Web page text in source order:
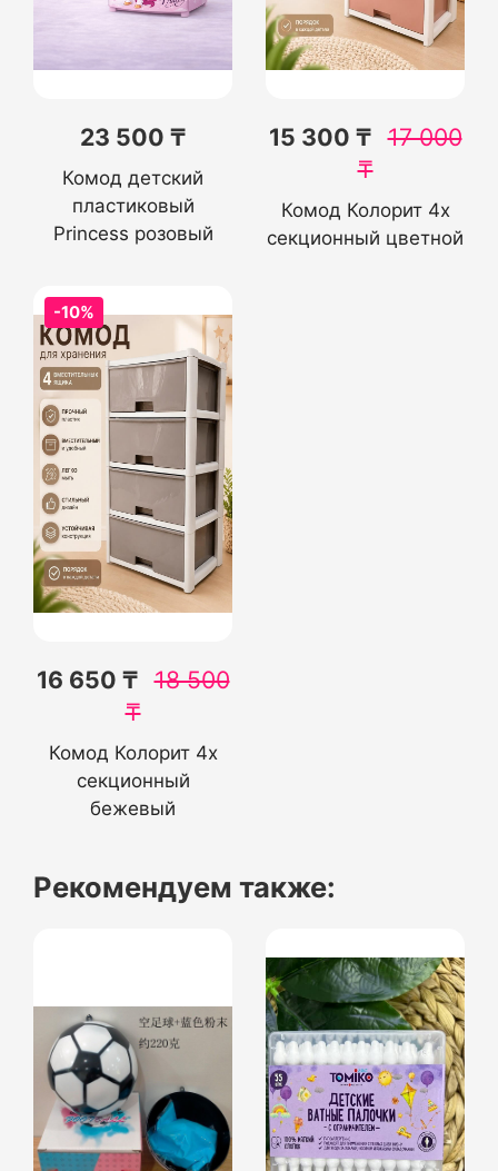
23 500 ₸
Комод детский
пластиковый
Princess розовый
15 300 ₸ 17 000
₸
Комод Колорит 4х
секционный цветной
-10%
16 650 ₸ 18 500
₸
Комод Колорит 4х
секционный
бежевый
Рекомендуем также: